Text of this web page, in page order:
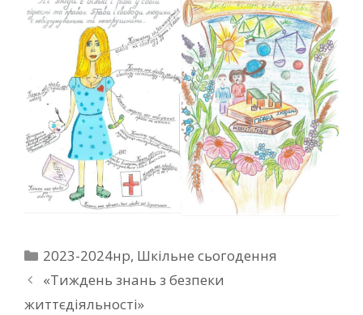
2023-2024нр, Шкільне сьогодення
«Тиждень знань з безпеки
життєдіяльності»